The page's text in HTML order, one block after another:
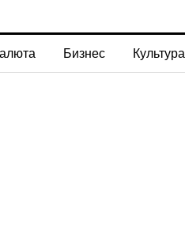
Бизнес Культура